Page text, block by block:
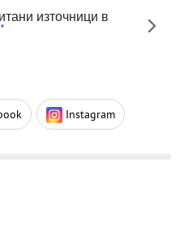
източници в
Instagram